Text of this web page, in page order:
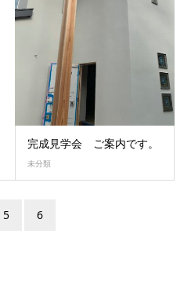
完成見学会 ご案内です。
未分類
5 6